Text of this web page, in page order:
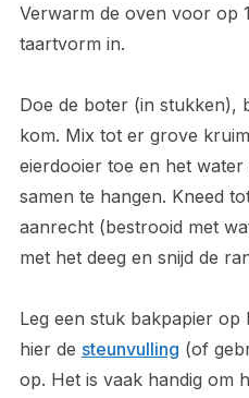
Verwarm de oven voor op
taartvorm in.
Doe de boter (in stukken),
kom. Mix tot er grove
eierdooier toe en het
samen te hangen. Kneed
aanrecht (bestrooid met
met het deeg en snijd de
Leg een stuk bakpapier op
hier de steunvulling (of
op. Het is vaak handig om